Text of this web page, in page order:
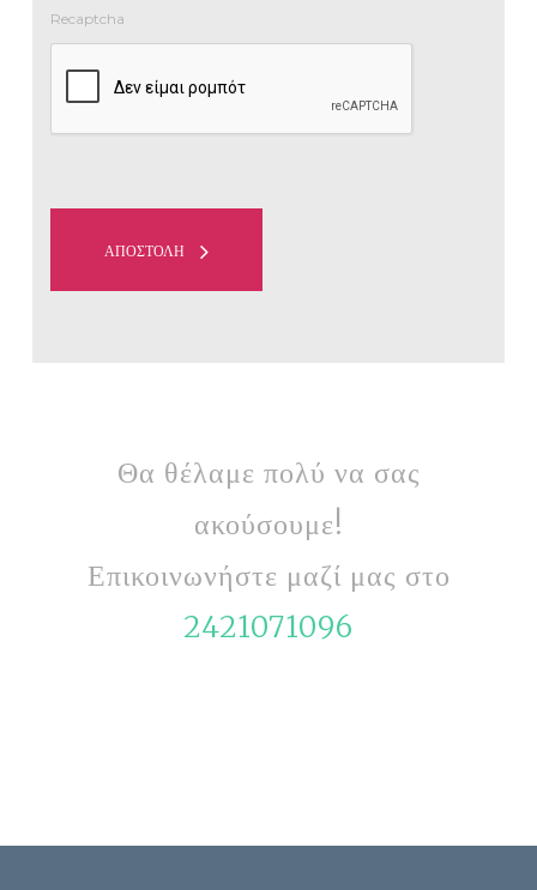
Recaptcha
ΑΠΟΣΤΟΛΗ
Θα θέλαμε πολύ να σας
ακούσουμε!
Επικοινωνήστε μαζί μας στο
2421071096